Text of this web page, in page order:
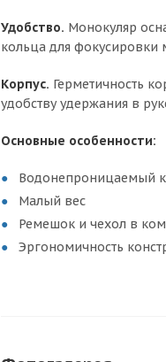
Удобство. Монокуляр
кольца для фокусировки
Корпус. Герметичность
удобству удержания в
Основные особенности:
Водонепроницаемый
Малый вес
Ремешок и чехол в
Эргономичность